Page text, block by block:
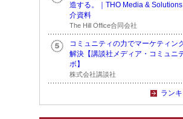
造する。｜THO Media &
介資料
The Hill Office合同会社
コミュニティの力でマーケティン
解決【講談社メディア・コミュニ
ボ】
株式会社講談社
ラン